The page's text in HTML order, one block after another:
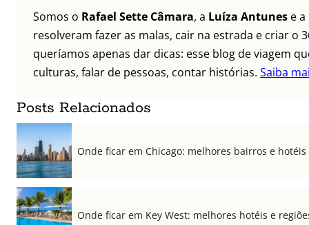
Somos o Rafael Sette Câmara, a Luíza Antunes e a
resolveram fazer as malas, cair na estrada e criar o
queríamos apenas dar dicas: esse blog de viagem
culturas, falar de pessoas, contar histórias. Saiba
Posts Relacionados
Onde ficar em Chicago: melhores bairros e
Onde ficar em Key West: melhores hotéis e